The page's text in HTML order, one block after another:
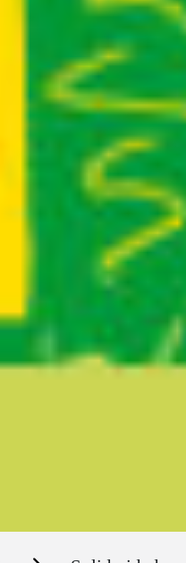
Secciones